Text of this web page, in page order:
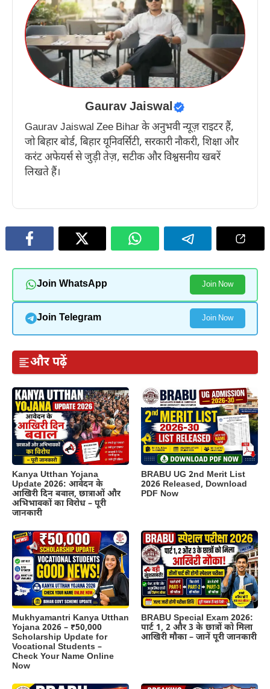
Gaurav Jaiswal
Gaurav Jaiswal Zee Bihar के अनुभवी न्यूज़ राइटर हैं,
जो बिहार बोर्ड, बिहार यूनिवर्सिटी, सरकारी नौकरी, शिक्षा और
करंट अफेयर्स से जुड़ी तेज़, सटीक और विश्वसनीय खबरें
लिखते हैं।
Join WhatsApp Join Now
Join Telegram Join Now
और पढ़ें
Kanya Utthan Yojana
Update 2026: आवेदन के
आखिरी दिन बवाल, छात्राओं और
अभिभावकों का विरोध – पूरी
जानकारी
BRABU UG 2nd Merit List
2026 Released, Download
PDF Now
Mukhyamantri Kanya Utthan
Yojana 2026 – ₹50,000
Scholarship Update for
Vocational Students –
Check Your Name Online
Now
BRABU Special Exam 2026:
पार्ट 1, 2 और 3 के छात्रों को मिला
आखिरी मौका – जानें पूरी जानकारी